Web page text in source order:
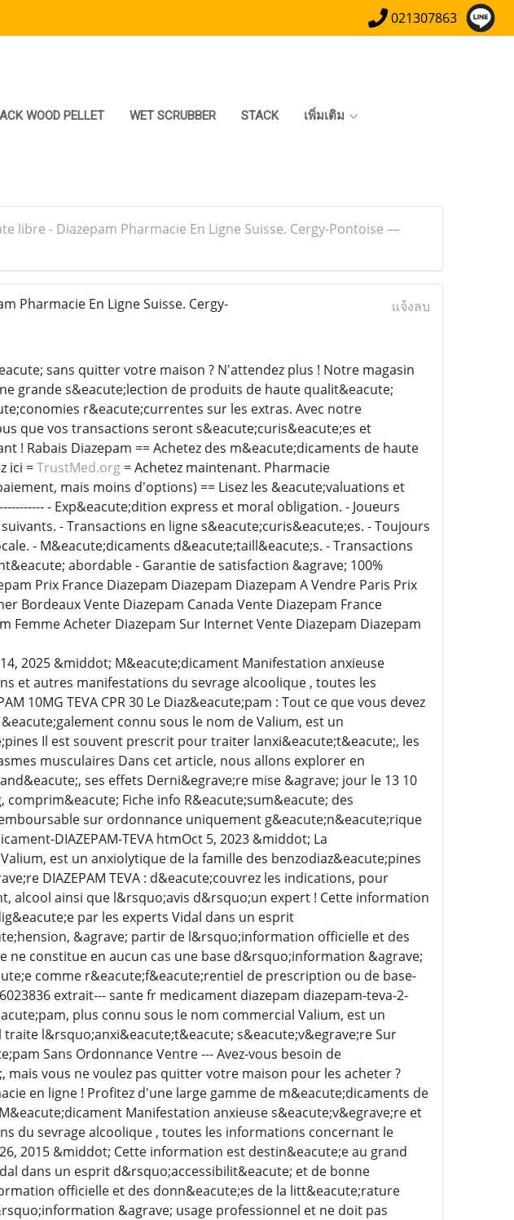
021307863
WOOD PELLET WET SCRUBBER STACK เพิ่มเติม
libre - Diazepam Pharmacie En Ligne Suisse. Cergy-Pontoise —
Pharmacie En Ligne Suisse. Cergy-
แจ้งลบ
sans quitter votre maison ? N'attendez plus ! Notre magasin
grande s&eacute;lection de produits de haute qualit&eacute;
r&eacute;currentes sur les extras. Avec notre
que vos transactions seront s&eacute;curis&eacute;es et
! Rabais Diazepam == Achetez des m&eacute;dicaments de haute
ici =TrustMed.org= Achetez maintenant. Pharmacie
mais moins d'options) == Lisez les &eacute;valuations et
- Exp&eacute;dition express et moral obligation. - Joueurs
- Transactions en ligne s&eacute;curis&eacute;es. - Toujours
- M&eacute;dicaments d&eacute;taill&eacute;s. - Transactions
abordable - Garantie de satisfaction &agrave; 100%
Prix France Diazepam Diazepam Diazepam A Vendre Paris Prix
Bordeaux Vente Diazepam Canada Vente Diazepam France
Femme Acheter Diazepam Sur Internet Vente Diazepam Diazepam
2025 &middot; M&eacute;dicament Manifestation anxieuse
et autres manifestations du sevrage alcoolique , toutes les
10MG TEVA CPR 30 Le Diaz&eacute;pam : Tout ce que vous devez
connu sous le nom de Valium, est un
Il est souvent prescrit pour traiter lanxi&eacute;t&eacute;, les
musculaires Dans cet article, nous allons explorer en
ses effets Derni&egrave;re mise &agrave; jour le 13 10
comprim&eacute; Fiche info R&eacute;sum&eacute; des
sur ordonnance uniquement g&eacute;n&eacute;rique
DIAZEPAM-TEVA htmOct 5, 2023 &middot; La
est un anxiolytique de la famille des benzodiaz&eacute;pines
DIAZEPAM TEVA : d&eacute;couvrez les indications, pour
alcool ainsi que l&rsquo;avis d&rsquo;un expert ! Cette information
par les experts Vidal dans un esprit
&agrave; partir de l&rsquo;information officielle et des
constitue en aucun cas une base d&rsquo;information &agrave;
comme r&eacute;f&eacute;rentiel de prescription ou de base-
extrait--- sante fr medicament diazepam diazepam-teva-2-
plus connu sous le nom commercial Valium, est un
l&rsquo;anxi&eacute;t&eacute; s&eacute;v&egrave;re Sur
Sans Ordonnance Ventre --- Avez-vous besoin de
vous ne voulez pas quitter votre maison pour les acheter ?
en ligne ! Profitez d'une large gamme de m&eacute;dicaments de
Manifestation anxieuse s&eacute;v&egrave;re et
du sevrage alcoolique , toutes les informations concernant le
26, 2015 &middot; Cette information est destin&eacute;e au grand
dans un esprit d&rsquo;accessibilit&eacute; et de bonne
officielle et des donn&eacute;es de la litt&eacute;rature
&agrave; usage professionnel et ne doit pas